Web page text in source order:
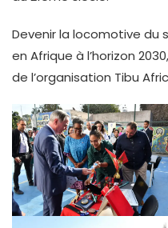
Devenir la locomotive du
en Afrique à l’horizon
de l’organisation Tibu